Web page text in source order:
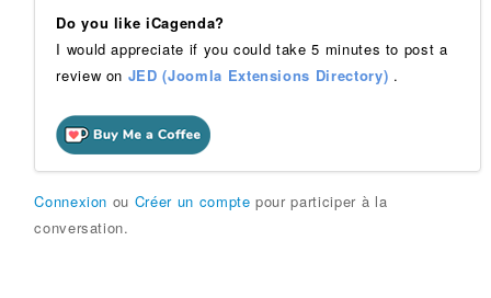
Do you like iCagenda?
I would appreciate if you could take 5 minutes to post a
review on JED (Joomla Extensions Directory) .
Connexion ou Créer un compte pour participer à la
conversation.